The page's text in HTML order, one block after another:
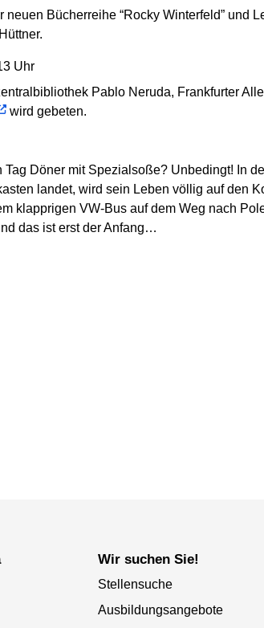
Bücherreihe “Rocky Winterfeld” und
Uhr
Pablo Neruda, Frankfurter
wird gebeten.
Döner mit Spezialsoße? Unbedingt! In
landet, wird sein Leben völlig auf den
klapprigen VW-Bus auf dem Weg nach
das ist erst der Anfang…
Wir suchen Sie!
Stellensuche
Ausbildungsangebote